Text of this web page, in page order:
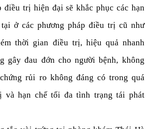
điều trị hiện đại sẽ khắc phục các hạn
ở các phương pháp điều trị cũ như
thời gian điều trị, hiệu quả nhanh
gây đau đớn cho người bệnh, không
rủi ro không đáng có trong quá
và hạn chế tối đa tình trạng tái phát